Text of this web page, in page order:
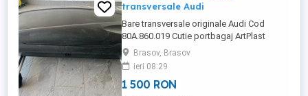
transversale Audi
Bare transversale originale Audi Cod
80A.860.019 Cutie portbagaj ArtPlast
Carbon 1690-lungimea 790- lățimea 375-
înălțimea 400L-volum În stare perfectă Preț
fix 1500 lei Nu trimit prin Courier Mai multe
detalii la telefon!
Brasov, Brasov
ieri 08:29
1 500 RON